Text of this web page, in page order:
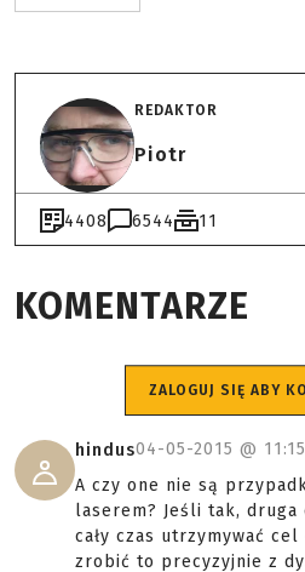
REDAKTOR
Piotr
4408 6544 11
KOMENTARZE
ZALOGUJ SIĘ ABY
hindus04-05-2015 @ 11:15
A czy one nie są
laserem? Jeśli tak,
cały czas utrzymywać
zrobić to precyzyjnie z